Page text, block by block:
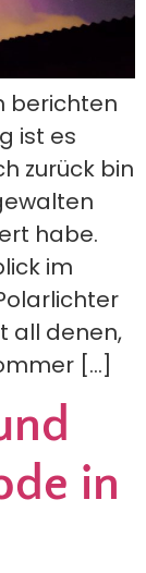
berichten
ist es
zurück bin
habe.
im
all denen,
[…]
in